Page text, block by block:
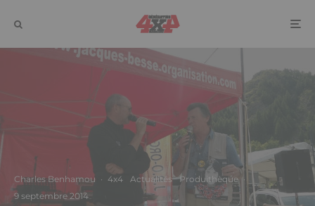
Charles Benhamou · 4x4 Actualités Produithèque ·
9 septembre 2014